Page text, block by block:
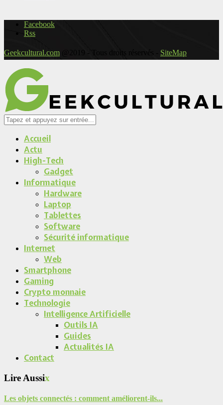
Facebook
Rss
Geekcultural.com @2019 - Tous droits réservés - SiteMap
Accueil
Actu
High-Tech
Gadget
Informatique
Hardware
Laptop
Tablettes
Software
Sécurité informatique
Internet
Web
Smartphone
Gaming
Crypto monnaie
Technologie
Intelligence Artificielle
Outils IA
Guides
Actualités IA
Contact
Lire Aussix
Les objets connectés : comment améliorent-ils...